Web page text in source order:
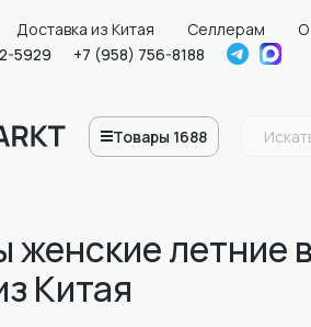
Доставка из Китая Селлерам О
5929
+7 (958) 756-8188
Товары 1688
летние
Китая